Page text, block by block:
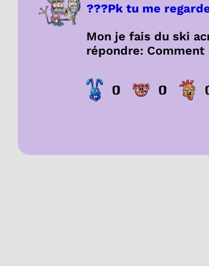
???Pk tu me
Mon je fais du ski
répondre:
0 0